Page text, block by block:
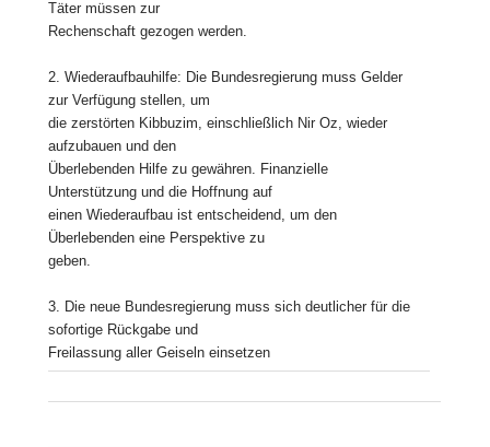
Täter müssen zur
Rechenschaft gezogen werden.
2. Wiederaufbauhilfe: Die Bundesregierung muss Gelder
zur Verfügung stellen, um
die zerstörten Kibbuzim, einschließlich Nir Oz, wieder
aufzubauen und den
Überlebenden Hilfe zu gewähren. Finanzielle
Unterstützung und die Hoffnung auf
einen Wiederaufbau ist entscheidend, um den
Überlebenden eine Perspektive zu
geben.
3. Die neue Bundesregierung muss sich deutlicher für die
sofortige Rückgabe und
Freilassung aller Geiseln einsetzen